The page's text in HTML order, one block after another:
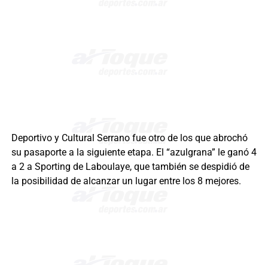
Deportivo y Cultural Serrano fue otro de los que abrochó
su pasaporte a la siguiente etapa. El “azulgrana” le ganó 4
a 2 a Sporting de Laboulaye, que también se despidió de
la posibilidad de alcanzar un lugar entre los 8 mejores.